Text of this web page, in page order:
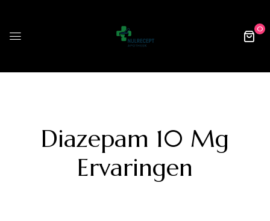
0
Diazepam 10 Mg
Ervaringen